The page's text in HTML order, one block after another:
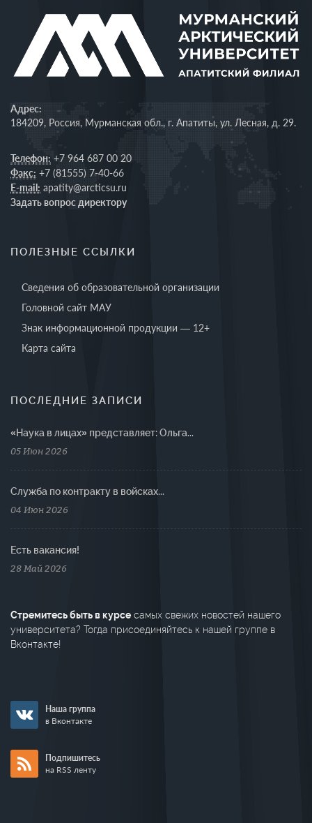
Адрес:
184209, Россия, Мурманская обл., г. Апатиты, ул. Лесная, д. 29.
Телефон: +7 964 687 00 20
Факс: +7 (81555) 7-40-66
E-mail: apatity@arcticsu.ru
Задать вопрос директору
ПОЛЕЗНЫЕ ССЫЛКИ
Сведения об образовательной организации
Головной сайт МАУ
Знак информационной продукции — 12+
Карта сайта
ПОСЛЕДНИЕ ЗАПИСИ
«Наука в лицах» представляет: Ольга...
05 Июн 2026
Cлужба по контракту в войсках...
04 Июн 2026
Есть вакансия!
28 Май 2026
Стремитесь быть в курсе самых свежих новостей нашего
университета? Тогда присоединяйтесь к нашей группе в
Вконтакте!
Наша группа
в Вконтакте
Подпишитесь
на RSS ленту